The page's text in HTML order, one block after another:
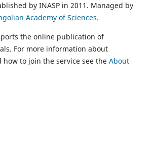
by INASP in 2011. Managed by
Academy of Sciences.
the online publication of
For more information about
how to join the service see the About